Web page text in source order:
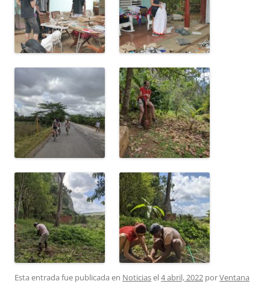
Esta entrada fue publicada en Noticiasel4 abril, 2022 porVentana